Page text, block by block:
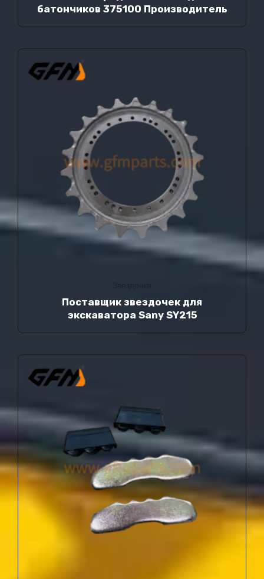
батончиков 375100 Производитель
Звездочка
Поставщик звездочек для
экскаватора Sany SY215